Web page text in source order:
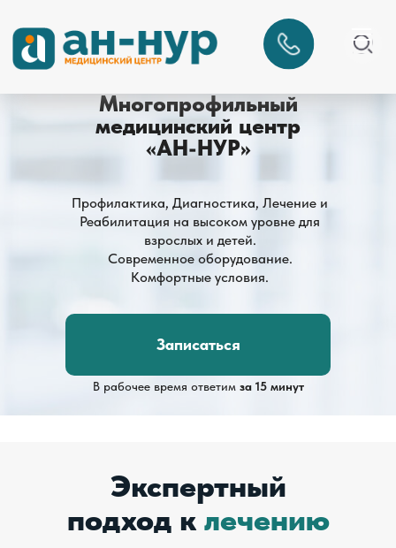
Многопрофильный
медицинский центр
«АН-НУР»
Профилактика, Диагностика, Лечение и
Реабилитация на высоком уровне для
взрослых и детей.
Современное оборудование.
Комфортные условия.
Записаться
В рабочее время ответим за 15 минут
Экспертный
подход к лечению